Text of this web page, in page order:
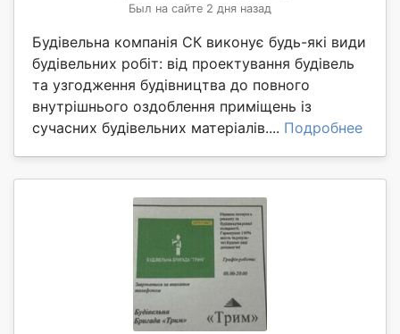
Был на сайте 2 дня назад
Будівельна компанія СК виконує будь-які види
будівельних робіт: від проектування будівель
та узгодження будівництва до повного
внутрішнього оздоблення приміщень із
сучасних будівельних матеріалів.... Подробнее